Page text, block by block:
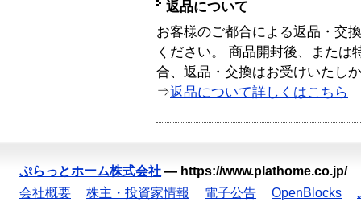
返品について
お客様のご都合による返品・交
ください。 商品開封後、または
合、返品・交換はお受けいたし
⇒返品について詳しくはこちら
ぷらっとホーム株式会社 — https://www.plathome.co.jp/
会社概要
株主・投資家情報 電子公告 OpenBlocks